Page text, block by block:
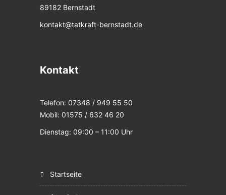
89182 Bernstadt
kontakt@tatkraft-bernstadt.de
Kontakt
Telefon: 07348 / 949 55 50
Mobil: 01575 / 632 46 20
Dienstag: 09:00 – 11:00 Uhr
startseite